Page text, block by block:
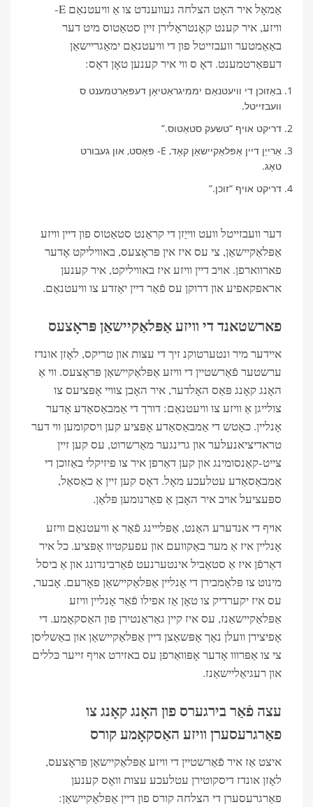
אַמאָל איר האָט הצלחה געווענדט צו אַ וויעטנאַם E-
וויזע, איר קענט קאָנטראָלירן זיין סטאַטוס מיט דער
באַאַמטער וועבזייטל פון די וויעטנאַם ימאַגריישאַן
דעפּאַרטמענט. דאָ ס ווי איר קענען טאָן דאָס:
באַזוכן די וויעטנאַם יממיגראַטיאָן דעפּאַרטמענט ס
וועבזייטל.
דריקט אויף “טשעק סטאַטוס.”
אַרייַן דיין אַפּלאַקיישאַן קאָד, E- פּאָסט, און געבורט
טאָג.
דריקט אויף “זוכן.”
דער וועבזייטל וועט ווייַזן די קראַנט סטאַטוס פון דיין וויזע
אַפּלאַקיישאַן, צי עס איז אין פּראָצעס, באוויליקט אָדער
פארווארפן. אויב דיין וויזע איז באוויליקט, איר קענען
אראפקאפיע און דרוקן עס פֿאַר דיין יאַזדע צו וויעטנאַם.
פארשטאנד די וויזע אַפּלאַקיישאַן פּראָצעס
איידער מיר ונטערטוקנ זיך די עצות און טריקס, לאָזן אונדז
ערשטער פֿאַרשטיין די וויזע אַפּלאַקיישאַן פּראָצעס. ווי אַ
האָנג קאָנג פּאַס האָלדער, איר האָבן צוויי אָפּציעס צו
צולייגן אַ וויזע צו וויעטנאַם: דורך די אַמבאַסאַדע אָדער
אָנליין. כאָטש די אַמבאַסאַדע אָפּציע קען ויסקומען ווי דער
טראדיציאנעלער און גרינגער מאַרשרוט, עס קען זיין
צייט-קאַנסומינג און קען דאַרפן איר צו פיזיקלי באַזוכן די
אַמבאַסאַדע עטלעכע מאָל. דאָס קען זיין אַ כאַסאַל,
ספּעציעל אויב איר האָבן אַ פאַרנומען פּלאַן.
אויף די אנדערע האַנט, אַפּלייינג פֿאַר אַ וויעטנאַם וויזע
אָנליין איז אַ מער באַקוועם און עפעקטיוו אָפּציע. כל איר
דאַרפֿן איז אַ סטאַביל אינטערנעט פֿאַרבינדונג און אַ ביסל
מינוט צו פּלאָמבירן די אָנליין אַפּלאַקיישאַן פאָרעם. אָבער,
עס איז יקערדיק צו טאָן אַז אפילו פֿאַר אָנליין וויזע
אַפּלאַקיישאַנז, עס איז קיין גאַראַנטירן פון האַסקאָמע. די
אָפיצירן וועלן נאָך אָפּשאַצן דיין אַפּלאַקיישאַן און באַשליסן
צי צו אַפּרווו אָדער אָפּוואַרפן עס באזירט אויף זייער כּללים
און רעגיאַליישאַנז.
עצה פֿאַר בירגערס פון האָנג קאָנג צו
פאַרגרעסערן וויזע האַסקאָמע קורס
איצט אַז איר פֿאַרשטיין די וויזע אַפּלאַקיישאַן פּראָצעס,
לאָזן אונדז דיסקוטירן עטלעכע עצות וואָס קענען
פאַרגרעסערן די הצלחה קורס פון דיין אַפּלאַקיישאַן: